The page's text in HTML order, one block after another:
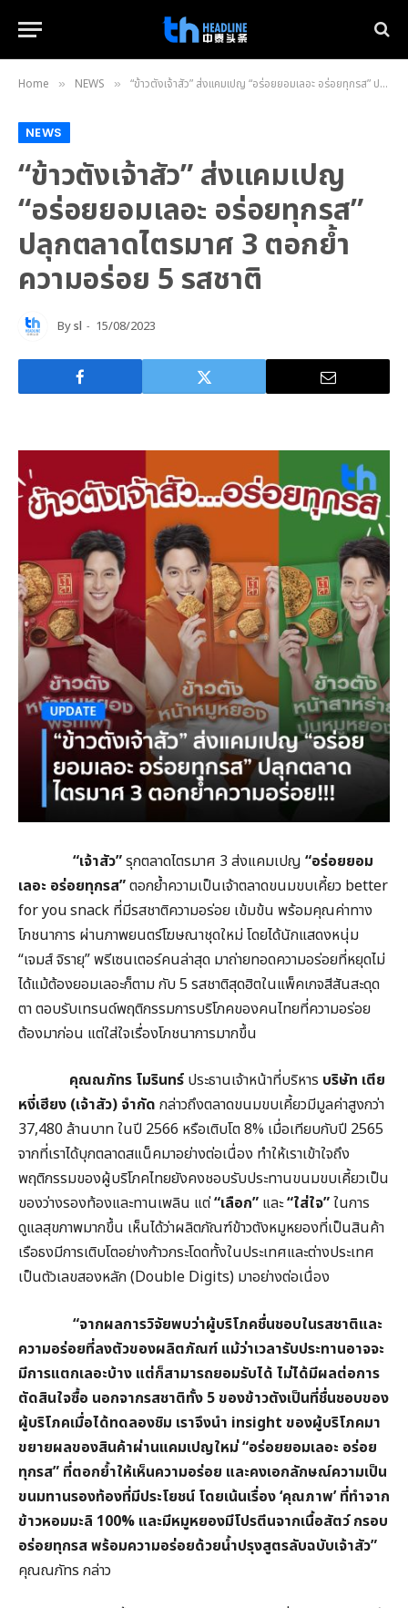
Home » NEWS » “ข้าวตังเจ้าสัว” ส่งแคมเปญ “อร่อยยอมเลอะ อร่อยทุกรส” ปลุกตลาดไตรมาศ 3 ตอกย้ำความอร่อย 5 รสชาติ
NEWS
“ข้าวตังเจ้าสัว” ส่งแคมเปญ
“อร่อยยอมเลอะ อร่อยทุกรส”
ปลุกตลาดไตรมาศ 3 ตอกย้ำ
ความอร่อย 5 รสชาติ
Bysl 15/08/2023
“เจ้าสัว”รุกตลาดไตรมาศ 3 ส่งแคมเปญ “อร่อยยอม
เลอะ อร่อยทุกรส”ตอกย้ำความเป็นเจ้าตลาดขนมขบเคี้ยว better
for you snack ที่มีรสชาติความอร่อย เข้มข้น พร้อมคุณค่าทาง
โภชนาการ ผ่านภาพยนตร์โฆษณาชุดใหม่ โดยได้นักแสดงหนุ่ม
“เจมส์ จิรายุ” พรีเซนเตอร์คนล่าสุด มาถ่ายทอดความอร่อยที่หยุดไม่
ได้แม้ต้องยอมเลอะก็ตาม กับ 5 รสชาติสุดฮิตในแพ็คเกจสีสันสะดุด
ตา ตอบรับเทรนด์พฤติกรรมการบริโภคของคนไทยที่ความอร่อย
ต้องมาก่อน แต่ใส่ใจเรื่องโภชนาการมากขึ้น
คุณณภัทร โมรินทร์ ประธานเจ้าหน้าที่บริหาร บริษัท เตีย
หงี่เฮียง (เจ้าสัว) จำกัด กล่าวถึงตลาดขนมขบเคี้ยวมีมูลค่าสูงกว่า
37,480 ล้านบาท ในปี 2566 หรือเติบโต 8% เมื่อเทียบกับปี 2565
จากที่เราได้บุกตลาดสแน็คมาอย่างต่อเนื่อง ทำให้เราเข้าใจถึง
พฤติกรรมของผู้บริโภคไทยยังคงชอบรับประทานขนมขบเคี้ยวเป็น
ของว่างรองท้องและทานเพลิน แต่“เลือก” และ“ใส่ใจ”ในการ
ดูแลสุขภาพมากขึ้น เห็นได้ว่าผลิตภัณฑ์ข้าวตังหมูหยองที่เป็นสินค้า
เรือธงมีการเติบโตอย่างก้าวกระโดดทั้งในประเทศและต่างประเทศ
เป็นตัวเลขสองหลัก (Double Digits) มาอย่างต่อเนื่อง
“จากผลการวิจัยพบว่าผู้บริโภคชื่นชอบในรสชาติและ
ความอร่อยที่ลงตัวของผลิตภัณฑ์ แม้ว่าเวลารับประทานอาจจะ
มีการแตกเลอะบ้าง แต่ก็สามารถยอมรับได้ ไม่ได้มีผลต่อการ
ตัดสินใจซื้อ นอกจากรสชาติทั้ง 5 ของข้าวตังเป็นที่ชื่นชอบของ
ผู้บริโภคเมื่อได้ทดลองชิม เราจึงนำ insight ของผู้บริโภคมา
ขยายผลของสินค้าผ่านแคมเปญใหม่ “อร่อยยอมเลอะ อร่อย
ทุกรส” ที่ตอกย้ำให้เห็นความอร่อย และคงเอกลักษณ์ความเป็น
ขนมทานรองท้องที่มีประโยชน์ โดยเน้นเรื่อง ‘คุณภาพ’ ที่ทำจาก
ข้าวหอมมะลิ 100% และมีหมูหยองมีโปรตีนจากเนื้อสัตว์ กรอบ
อร่อยทุกรส พร้อมความอร่อยด้วยน้ำปรุงสูตรลับฉบับเจ้าสัว”
คุณณภัทร กล่าว